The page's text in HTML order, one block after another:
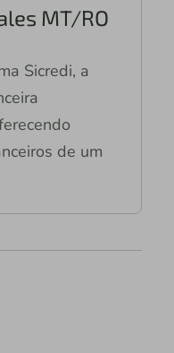
MT/RO
Sicredi, a
de um